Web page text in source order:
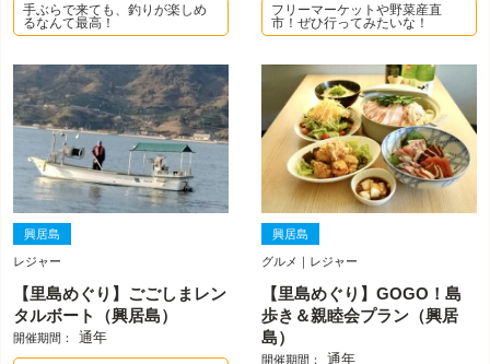
手ぶらで来ても、釣りが楽しめ
るなんて最高！
フリーマーケットや野菜産直
市！ぜひ行ってみたいな！
興居島
レジャー
【里島めぐり】ごごしまレン
タルボート（興居島）
開催期間： 通年
興居島
グルメ｜レジャー
【里島めぐり】GOGO！島
歩き＆親睦会プラン（興居
島）
開催期間： 通年